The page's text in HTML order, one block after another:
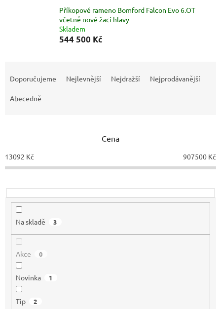
Příkopové rameno Bomford Falcon Evo 6.OT
včetně nové žací hlavy
Skladem
544 500 Kč
o
d
k
t
Doporučujeme Nejlevnější Nejdražší Nejprodávanější
Abecedně
Cena
13092 Kč 907500 Kč
Na skladě 3
Akce 0
Novinka 1
Tip 2